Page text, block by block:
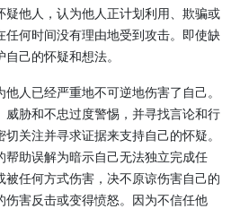
疑他人，认为他人正计划利用、欺骗或
任何时间没有理由地受到攻击。即使缺
己的怀疑和想法。
人已经严重地不可逆地伤害了自己。
威胁和不忠过度警惕，并寻找言论和行
关注并寻求证据来支持自己的怀疑。
帮助误解为暗示自己无法独立完成任
任何方式伤害，决不原谅伤害自己的
伤害反击或变得愤怒。因为不信任他